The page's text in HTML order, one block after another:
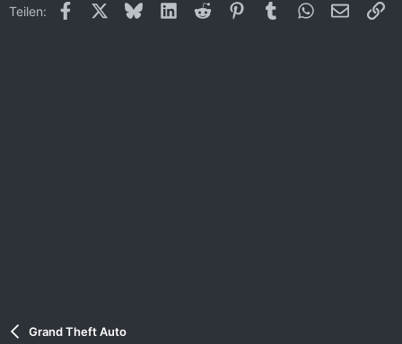
Teilen: FacebookX (Twitter)
BlueskyLinkedInReddit PinterestTumblrWhatsApp
E-Mail
Grand Theft Auto